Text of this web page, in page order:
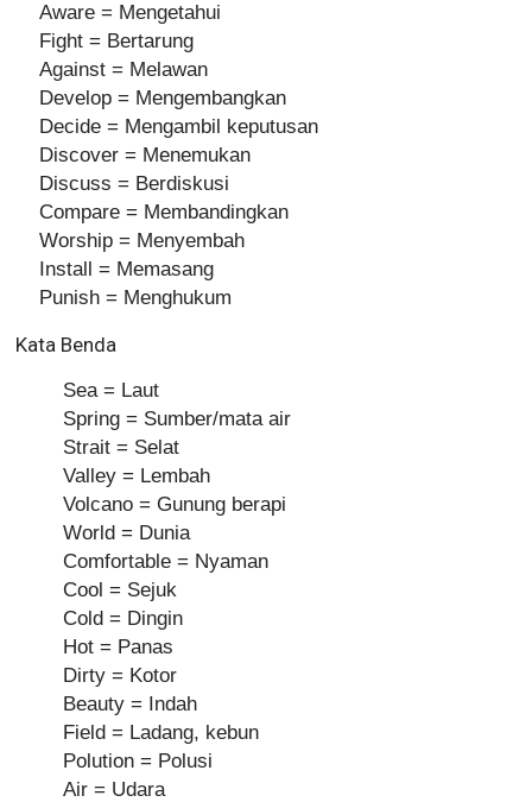
Aware = Mengetahui
Fight = Bertarung
Against = Melawan
Develop = Mengembangkan
Decide = Mengambil keputusan
Discover = Menemukan
Discuss = Berdiskusi
Compare = Membandingkan
Worship = Menyembah
Install = Memasang
Punish = Menghukum
Kata Benda
Sea = Laut
Spring = Sumber/mata air
Strait = Selat
Valley = Lembah
Volcano = Gunung berapi
World = Dunia
Comfortable = Nyaman
Cool = Sejuk
Cold = Dingin
Hot = Panas
Dirty = Kotor
Beauty = Indah
Field = Ladang, kebun
Polution = Polusi
Air = Udara